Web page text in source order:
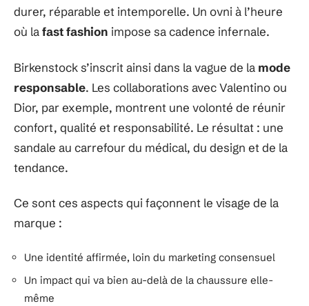
durer, réparable et intemporelle. Un ovni à l’heure
où lafast fashion impose sa cadence infernale.
Birkenstock s’inscrit ainsi dans la vague de la mode
responsable. Les collaborations avec Valentino ou
Dior, par exemple, montrent une volonté de réunir
confort, qualité et responsabilité. Le résultat : une
sandale au carrefour du médical, du design et de la
tendance.
Ce sont ces aspects qui façonnent le visage de la
marque :
Une identité affirmée, loin du marketing consensuel
Un impact qui va bien au-delà de la chaussure elle-
même